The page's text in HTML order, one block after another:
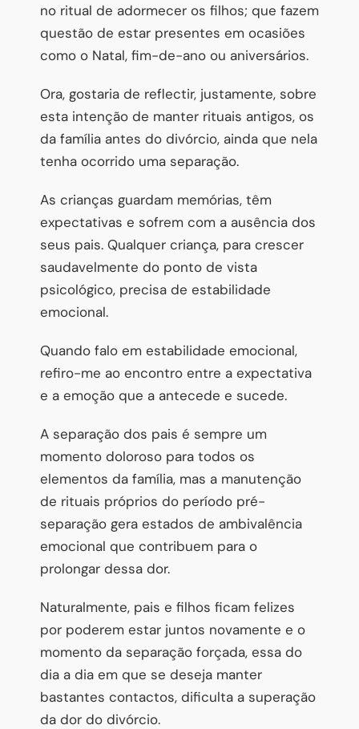
no ritual de adormecer os filhos; que fazem
questão de estar presentes em ocasiões
como o Natal, fim-de-ano ou aniversários.
Ora, gostaria de reflectir, justamente, sobre
esta intenção de manter rituais antigos, os
da família antes do divórcio, ainda que nela
tenha ocorrido uma separação.
As crianças guardam memórias, têm
expectativas e sofrem com a ausência dos
seus pais. Qualquer criança, para crescer
saudavelmente do ponto de vista
psicológico, precisa de estabilidade
emocional.
Quando falo em estabilidade emocional,
refiro-me ao encontro entre a expectativa
e a emoção que a antecede e sucede.
A separação dos pais é sempre um
momento doloroso para todos os
elementos da família, mas a manutenção
de rituais próprios do período pré-
separação gera estados de ambivalência
emocional que contribuem para o
prolongar dessa dor.
Naturalmente, pais e filhos ficam felizes
por poderem estar juntos novamente e o
momento da separação forçada, essa do
dia a dia em que se deseja manter
bastantes contactos, dificulta a superação
da dor do divórcio.